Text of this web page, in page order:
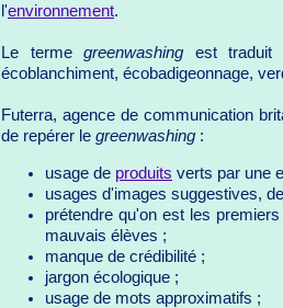
l'environnement.
Le termegreenwashing est traduit
écoblanchiment, écobadigeonnage,
Futerra, agence de communication
de repérer le greenwashing :
usage de produits verts par une
usages d'images suggestives, de
prétendre qu'on est les
mauvais élèves ;
manque de crédibilité ;
jargon écologique ;
usage de mots approximatifs ;